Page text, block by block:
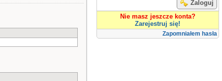
Zaloguj
Nie masz jeszcze konta?
Zarejestruj się!
Zapomniałem hasła